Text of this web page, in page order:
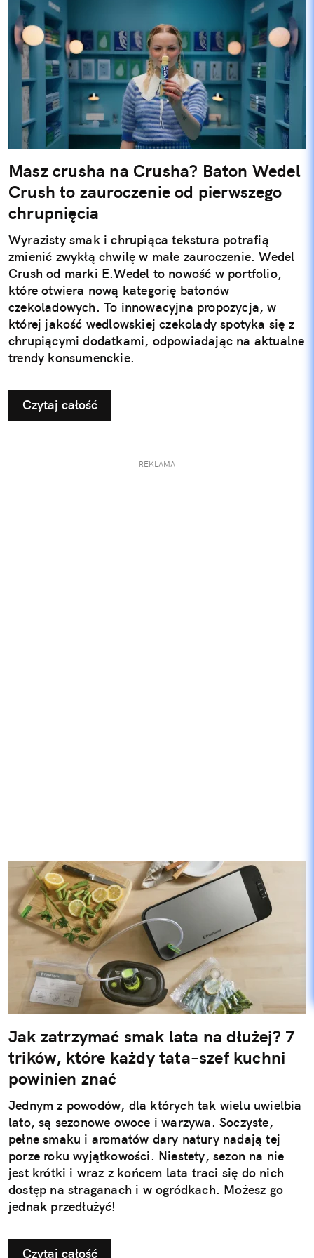
Masz crusha na Crusha? Baton Wedel
Crush to zauroczenie od pierwszego
chrupnięcia
Wyrazisty smak i chrupiąca tekstura potrafią
zmienić zwykłą chwilę w małe zauroczenie. Wedel
Crush od marki E.Wedel to nowość w portfolio,
które otwiera nową kategorię batonów
czekoladowych. To innowacyjna propozycja, w
której jakość wedlowskiej czekolady spotyka się z
chrupiącymi dodatkami, odpowiadając na aktualne
trendy konsumenckie.
Czytaj całość
REKLAMA
Jak zatrzymać smak lata na dłużej? 7
trików, które każdy tata–szef kuchni
powinien znać
Jednym z powodów, dla których tak wielu uwielbia
lato, są sezonowe owoce i warzywa. Soczyste,
pełne smaku i aromatów dary natury nadają tej
porze roku wyjątkowości. Niestety, sezon na nie
jest krótki i wraz z końcem lata traci się do nich
dostęp na straganach i w ogródkach. Możesz go
jednak przedłużyć!
Czytaj całość